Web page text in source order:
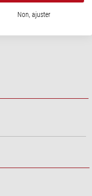
Non, ajuster